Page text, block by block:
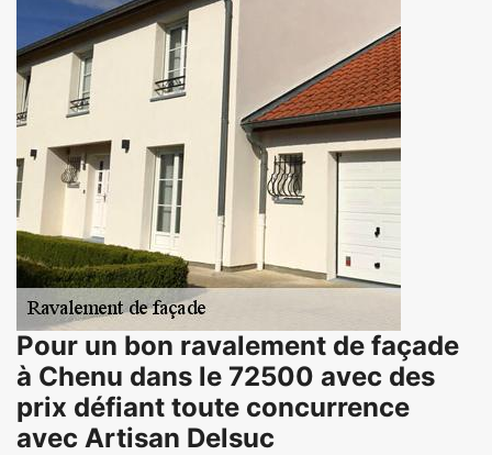
Pour un bon ravalement de façade
à Chenu dans le 72500 avec des
prix défiant toute concurrence
avec Artisan Delsuc